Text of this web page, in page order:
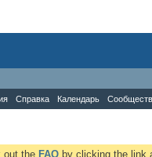
Справка Календарь
out the FAQ by clicking the link